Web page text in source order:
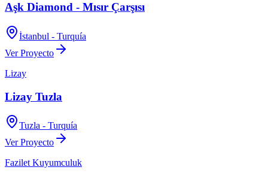
Aşk Diamond - Mısır Çarşısı
İstanbul - Turquía
Ver Proyecto
Lizay
Lizay Tuzla
Tuzla - Turquía
Ver Proyecto
Fazilet Kuyumculuk